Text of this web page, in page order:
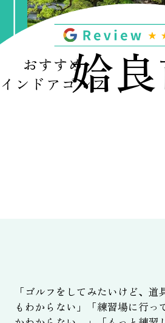
姶
おすすめ
インドアゴルフ
「ゴルフをしてみたいけど、
もわからない」「練習場に行っ